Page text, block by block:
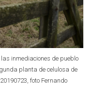
inmediaciones de pueblo
planta de celulosa de
foto Fernando